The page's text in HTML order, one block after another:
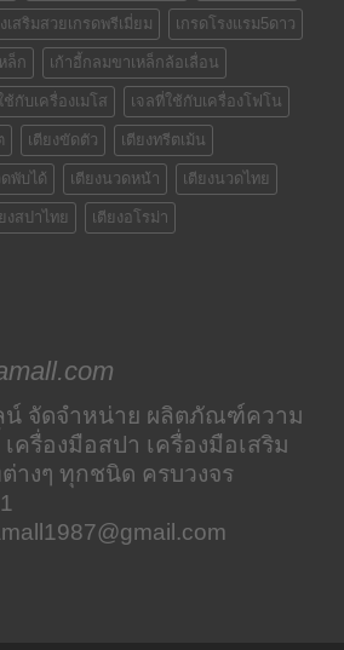
เสริมสวยเกรดพรีเมี่ยม เกรดโรงแรม5ดาว
ล็ก เก้าอี้กลมขาเหล็กล้อเลื่อน
ช้กับเครื่องเมโส เจลที่ใช้กับเครื่องโฟโน
เตียงขัดตัว เตียงทรีตเม้น
พับได้ เตียงนวดหน้า เตียงนวดไทย
งสปาไทย เตียงอโรม่า
น์ จัดจำหน่าย ผลิตภัณฑ์ความ
ครื่องมือสปา เครื่องมือเสริม
างๆ ทุกชนิด ครบวงจร